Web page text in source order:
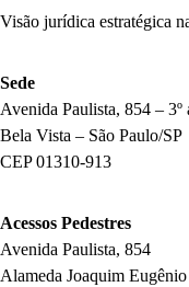
Visão jurídica estratégica
Sede
Avenida Paulista, 854 – 3º
Bela Vista – São Paulo/SP
CEP 01310-913
Acessos Pedestres
Avenida Paulista, 854
Alameda Joaquim